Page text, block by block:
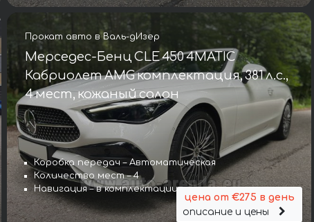
Прокат авто в Валь-дИзер
Мерседес-Бенц CLE 450 4MATIC
Кабриолет AMG комплектация, 381 л.с.,
4 мест, кожаный салон
Коробка передач – Автоматическая
Количество мест – 4
Навигация – в комплектации
цена от €275 в день
описание и цены